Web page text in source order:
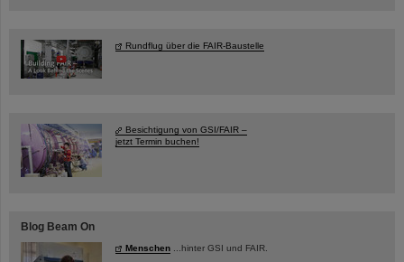
Rundflug über die FAIR-Baustelle
Besichtigung von GSI/FAIR –
jetzt Termin buchen!
Blog Beam On
Menschen ...hinter GSI und FAIR.